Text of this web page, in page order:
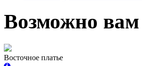
Возможно вам
Восточное платье